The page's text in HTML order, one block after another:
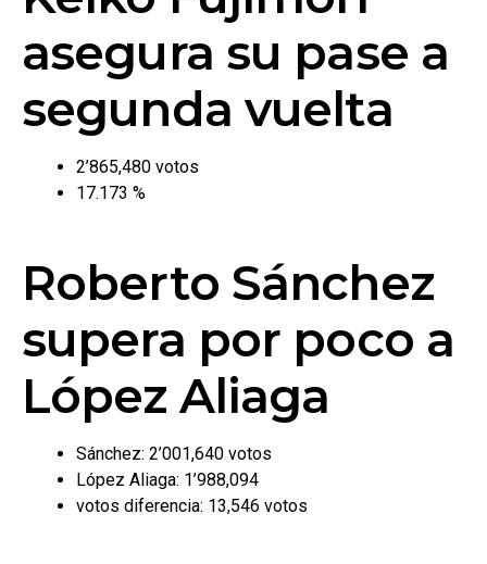
asegura su pase a
segunda vuelta
2’865,480 votos
17.173 %
Roberto Sánchez
supera por poco a
López Aliaga
Sánchez: 2’001,640 votos
López Aliaga: 1’988,094
votos diferencia: 13,546 votos